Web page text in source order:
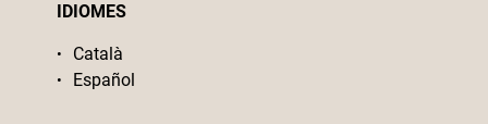
IDIOMES
Català
Español